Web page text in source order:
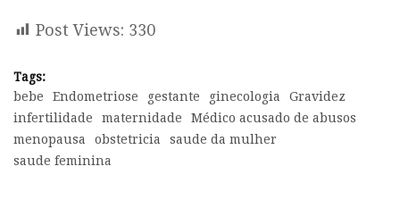
Post Views: 330
Tags:
bebe
Endometriose gestante ginecologia
Gravidez
infertilidade
maternidade
Médico acusado de abusos
menopausa
obstetricia
saude da mulher
saude feminina